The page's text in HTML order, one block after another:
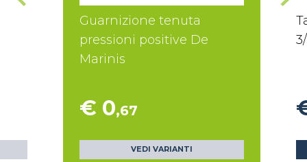
Guarnizione tenuta
pressioni positive De
Marinis
€ 0,67
VEDI VARIANTI